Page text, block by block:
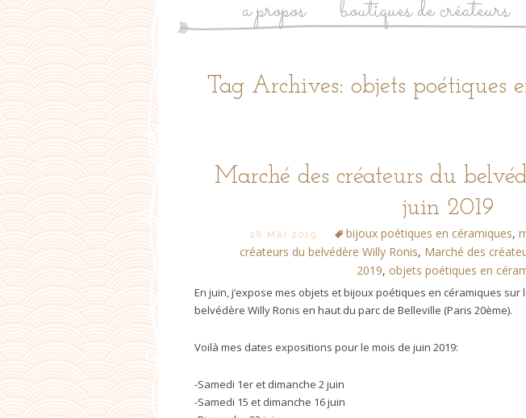
a propos boutiques de créateurs
Tag Archives: objets poétiques
Marché des créateurs du
juin 2019
28 MAI 2019 bijoux poétiques en céramiques,
créateurs du belvédère Willy Ronis, Marché des
2019, objets poétiques en
En juin, j’expose mes objets et bijoux poétiques en céramiques
belvédère Willy Ronis en haut du parc de Belleville (Paris 20ème).
Voilà mes dates expositions pour le mois de juin 2019:
-Samedi 1er et dimanche 2 juin
-Samedi 15 et dimanche 16 juin